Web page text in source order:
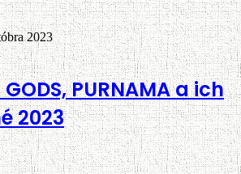
2023
GODS, PURNAMA a ich
2023